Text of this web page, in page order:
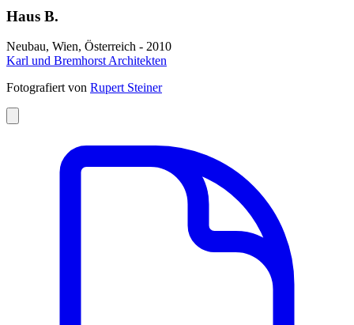
Haus B.
Neubau, Wien, Österreich - 2010
Karl und Bremhorst Architekten
Fotografiert von Rupert Steiner